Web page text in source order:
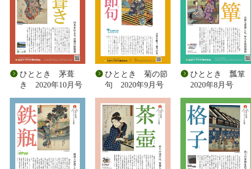
ひととき 茅葺
き 2020年10月号
ひととき 菊の節
句 2020年9月号
ひととき 瓢箪
2020年8月号